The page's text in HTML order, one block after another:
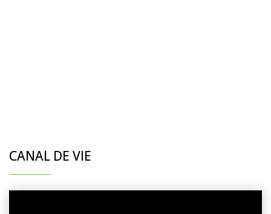
CANAL DE VIE